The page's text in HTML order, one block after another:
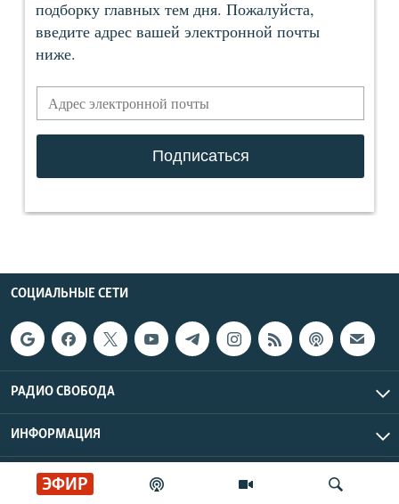
ЭФИР
СОЦИАЛЬНЫЕ СЕТИ
РАДИО СВОБОДА
ИНФОРМАЦИЯ
Радио Свобода © 2026 RFE/RL, Inc. | Все права защищены.